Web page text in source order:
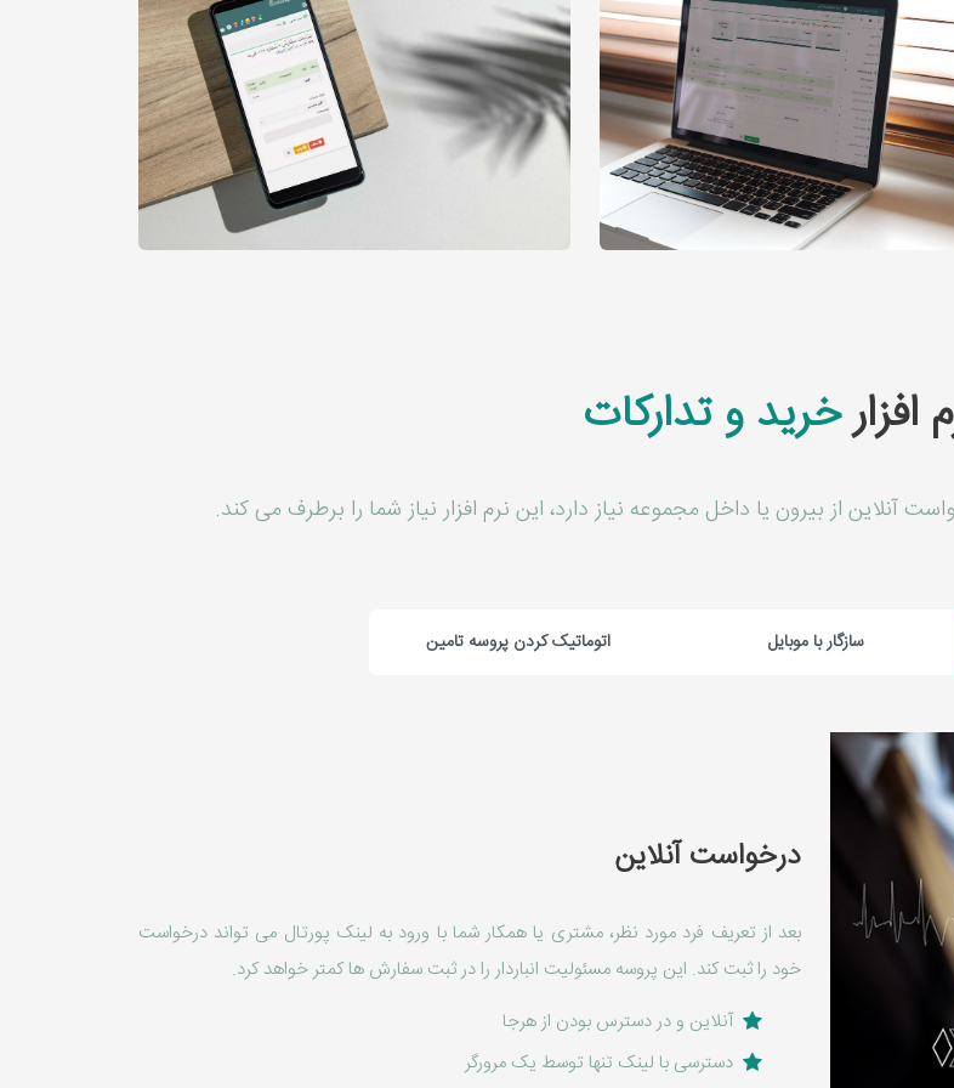
افزارخرید و تدارکات
آنلاین از بیرون یا داخل مجموعه نیاز دارد، این نرم افزار نیاز شما را برطرف می کند.
سازگار با موبایل اتوماتیک کردن پروسه تامین
درخواست آنلاین
بعد از تعریف فرد مورد نظر، مشتری یا همکار شما با ورود به لینک پورتال می تواند درخواست
خود را ثبت کند. این پروسه مسئولیت انباردار را در ثبت سفارش ها کمتر خواهد کرد.
آنلاین و در دسترس بودن از هرجا
دسترسی با لینک تنها توسط یک مرورگر